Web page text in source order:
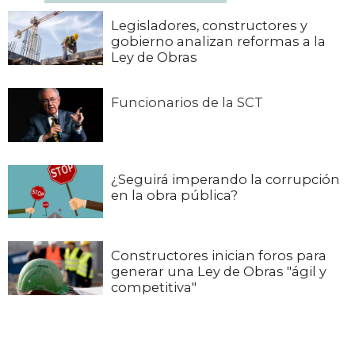
Legisladores, constructores y
gobierno analizan reformas a la
Ley de Obras
Funcionarios de la SCT
¿Seguirá imperando la corrupción
en la obra pública?
Constructores inician foros para
generar una Ley de Obras "ágil y
competitiva"